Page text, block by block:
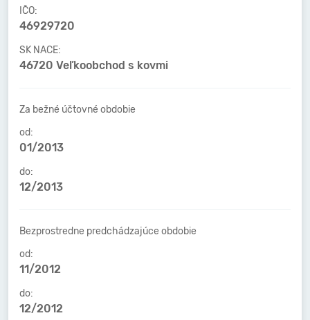
IČO:
46929720
SK NACE:
46720 Veľkoobchod s kovmi
Za bežné účtovné obdobie
od:
01/2013
do:
12/2013
Bezprostredne predchádzajúce obdobie
od:
11/2012
do:
12/2012